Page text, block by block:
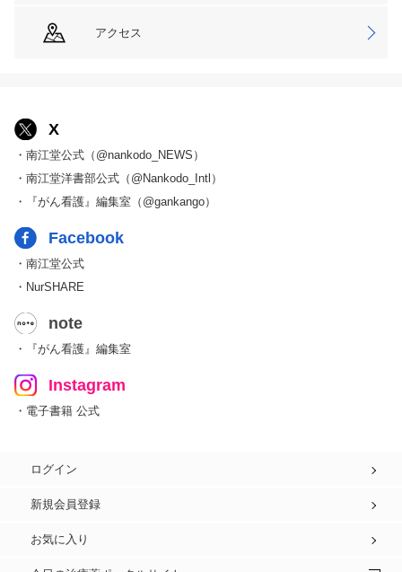
アクセス
X
・南江堂公式（@nankodo_NEWS）
・南江堂洋書部公式（@Nankodo_Intl）
・『がん看護』編集室（@gankango）
Facebook
・南江堂公式
・NurSHARE
note
・『がん看護』編集室
Instagram
・電子書籍 公式
ログイン
新規会員登録
お気に入り